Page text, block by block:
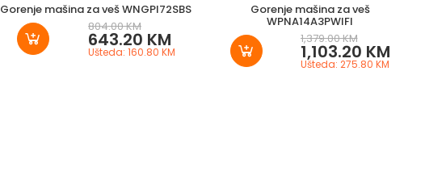
Gorenje mašina za veš WNGPI72SBS
804.00 KM
643.20 KM
Ušteda: 160.80 KM
Gorenje mašina za veš
WPNA14A3PWIFI
1,379.00 KM
1,103.20 KM
Ušteda: 275.80 KM